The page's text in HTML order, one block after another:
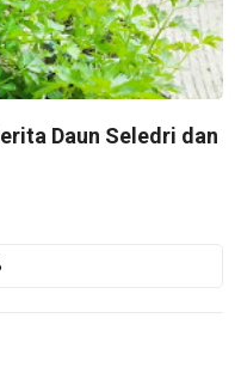
Daun Seledri dan